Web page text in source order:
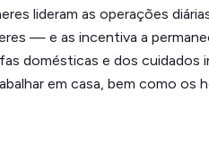
lideram as operações
— e as incentiva a
domésticas e dos cuidados
em casa, bem como os